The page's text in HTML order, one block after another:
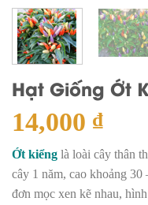
Hạt Giống Ớt
14,000 ₫
Ớt kiểng là loài cây thân
cây 1 năm, cao khoảng
đơn mọc xen kẽ nhau,